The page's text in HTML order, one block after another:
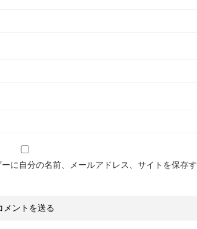
に自分の名前、メールアドレス、サイトを保存す